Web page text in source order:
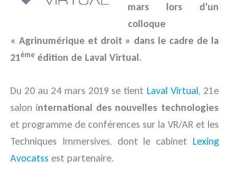
mars lors d’un
colloque
« Agrinumérique et droit » dans le cadre de la
21ème édition de Laval Virtual.
Du 20 au 24 mars 2019 se tient Laval Virtual, 21e
salon international des nouvelles technologies
et programme de conférences sur la VR/AR et les
Techniques Immersives, dont le cabinet Lexing
Avocatss est partenaire.